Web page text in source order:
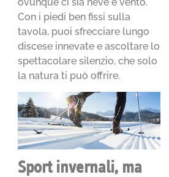
Con i piedi ben fissi sulla
tavola, puoi sfrecciare lungo
discese innevate e ascoltare lo
spettacolare silenzio, che solo
la natura ti può offrire.
Sport invernali, ma